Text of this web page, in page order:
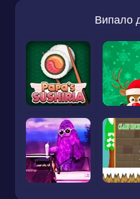
Випало